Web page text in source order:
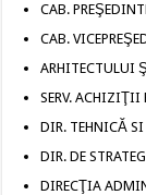
CAB.
CAB.
ARHITECTULUI
SERV. ACHIZIŢII
DIR. TEHNICĂ
DIR. DE
DIRECŢIA